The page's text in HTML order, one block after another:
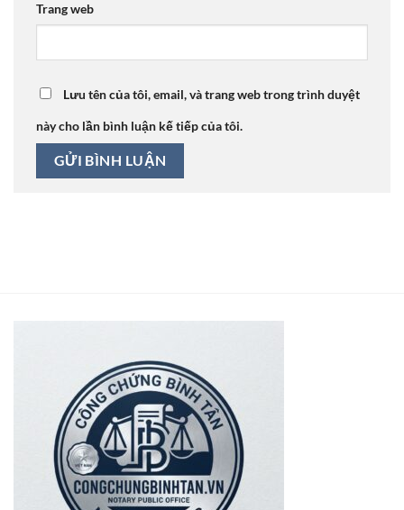
Trang web
Lưu tên của tôi, email, và trang web trong trình duyệt
này cho lần bình luận kế tiếp của tôi.